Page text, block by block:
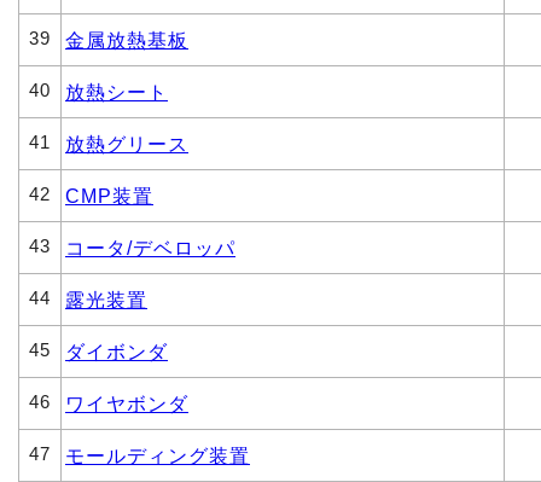
39 金属放熱基板
40 放熱シート
41 放熱グリース
42 CMP装置
43 コータ/デベロッパ
44 露光装置
45 ダイボンダ
46 ワイヤボンダ
47 モールディング装置